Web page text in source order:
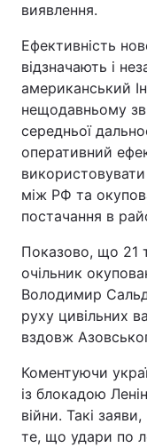
виявлення.
Ефективність
відзначають і
американський
нещодавньому
середньої
оперативний
між РФ та
постачання в
Показово, що 21
очільник
Володимир
руху цивільних
вздовж
Коментуючи
із блокадою
війни. Такі
те, що удари по